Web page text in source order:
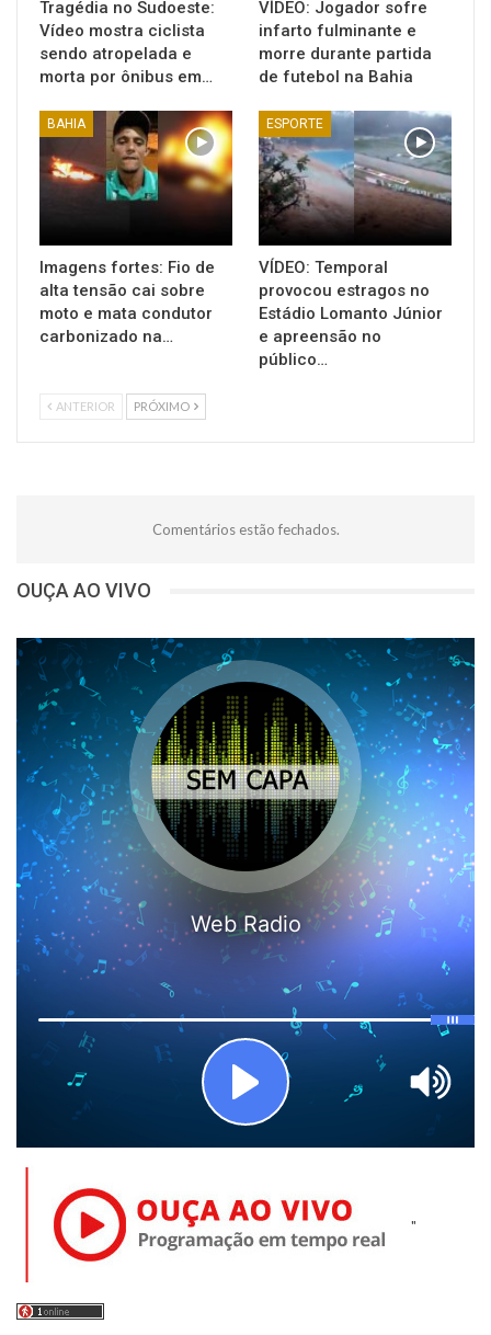
Tragédia no Sudoeste:
Vídeo mostra ciclista
sendo atropelada e
morta por ônibus em…
VÍDEO: Jogador sofre
infarto fulminante e
morre durante partida
de futebol na Bahia
BAHIA
Imagens fortes: Fio de
alta tensão cai sobre
moto e mata condutor
carbonizado na…
ESPORTE
VÍDEO: Temporal
provocou estragos no
Estádio Lomanto Júnior
e apreensão no
público…
ANTERIOR PRÓXIMO
Comentários estão fechados.
OUÇA AO VIVO
"